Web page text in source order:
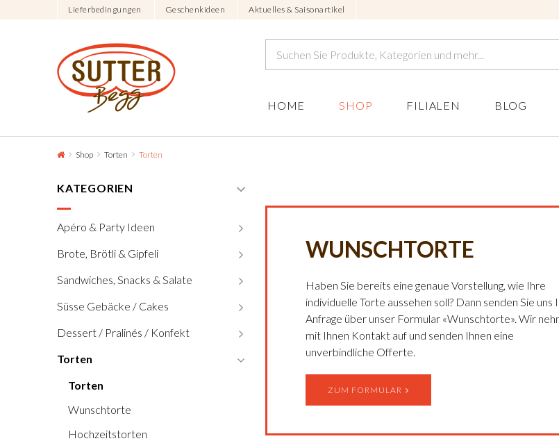
Lieferbedingungen Geschenkideen Aktuelles & Saisonartikel
HOME SHOP FILIALEN BLOG
Shop Torten Torten
KATEGORIEN
Apéro & Party Ideen
Brote, Brötli & Gipfeli
Sandwiches, Snacks & Salate
Süsse Gebäcke / Cakes
Dessert / Pralinés / Konfekt
Torten
Torten
Wunschtorte
Hochzeitstorten
WUNSCHTORTE
Haben Sie bereits eine genaue Vorstellung, wie Ihre
individuelle Torte aussehen soll? Dann senden Sie uns
Anfrage über unser Formular «Wunschtorte». Wir
mit Ihnen Kontakt auf und senden Ihnen eine
unverbindliche Offerte.
ZUM FORMULAR